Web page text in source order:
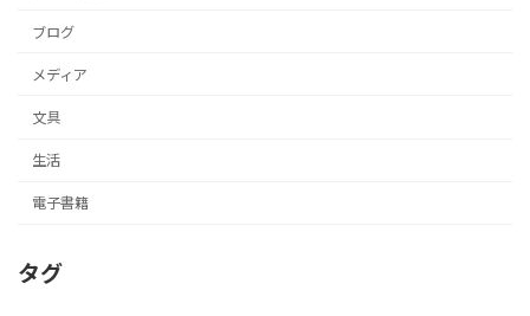
ブログ
メディア
文具
生活
電子書籍
タグ